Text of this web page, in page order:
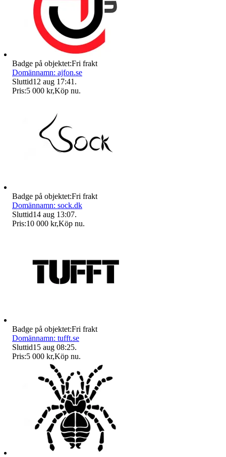
Badge på objektet:Fri frakt
Domännamn: ajfon.se
Sluttid12 aug 17:41 .
Pris:5 000 kr,Köp nu.
Badge på objektet:Fri frakt
Domännamn: sock.dk
Sluttid14 aug 13:07.
Pris:10 000 kr,Köp nu.
Badge på objektet:Fri frakt
Domännamn: tufft.se
Sluttid15 aug 08:25.
Pris:5 000 kr,Köp nu.